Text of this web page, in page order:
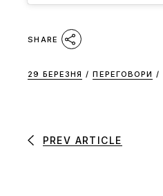
SHARE
29 БЕРЕЗНЯ / ПЕРЕГОВОРИ /
PREV ARTICLE